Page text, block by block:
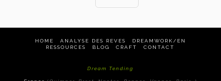
HOME ANALYSE DES REVES
DREAMWORK/EN
RESSOURCES
BLOG CRAFT CONTACT
Dream Tending